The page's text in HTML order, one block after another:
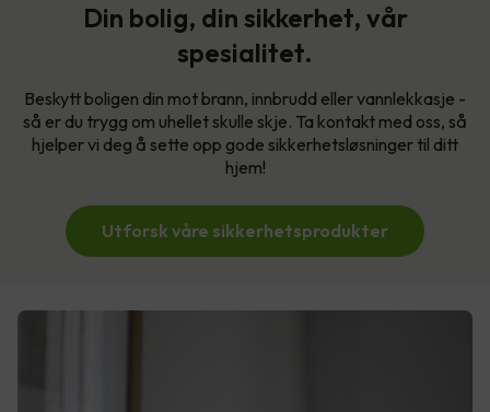
Din bolig, din sikkerhet, vår
spesialitet.
Beskytt boligen din mot brann, innbrudd eller vannlekkasje -
så er du trygg om uhellet skulle skje. Ta kontakt med oss, så
hjelper vi deg å sette opp gode sikkerhetsløsninger til ditt
hjem!
Utforsk våre sikkerhetsprodukter